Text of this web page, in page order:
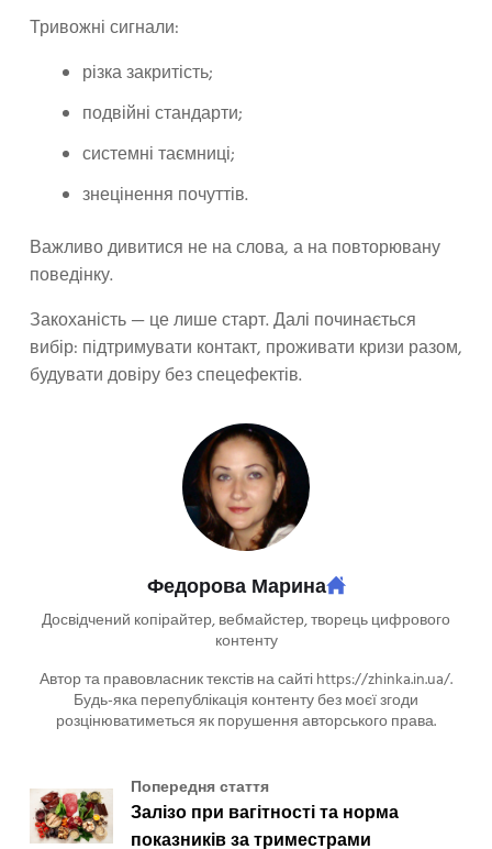
Тривожні сигнали:
різка закритість;
подвійні стандарти;
системні таємниці;
знецінення почуттів.
Важливо дивитися не на слова, а на повторювану
поведінку.
Закоханість — це лише старт. Далі починається
вибір: підтримувати контакт, проживати кризи разом,
будувати довіру без спецефектів.
Федорова Марина
Досвідчений копірайтер, вебмайстер, творець цифрового
контенту
Автор та правовласник текстів на сайті https://zhinka.in.ua/.
Будь-яка перепублікація контенту без моєї згоди
розцінюватиметься як порушення авторського права.
Попередня стаття
Залізо при вагітності та норма
показників за триместрами